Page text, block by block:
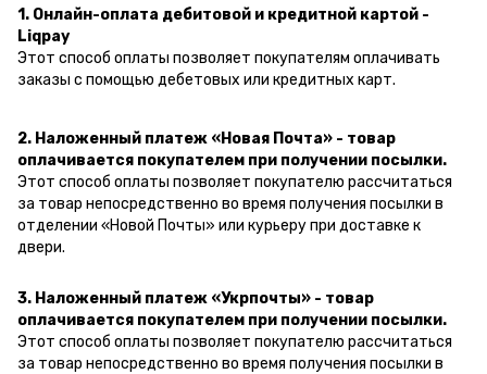
1. Онлайн-оплата дебитовой и кредитной картой -
Liqpay
Этот способ оплаты позволяет покупателям оплачивать
заказы с помощью дебетовых или кредитных карт.
2. Наложенный платеж «Новая Почта» - товар
оплачивается покупателем при получении посылки.
Этот способ оплаты позволяет покупателю рассчитаться
за товар непосредственно во время получения посылки в
отделении «Новой Почты» или курьеру при доставке к
двери.
3. Наложенный платеж «Укрпочты» - товар
оплачивается покупателем при получении посылки.
Этот способ оплаты позволяет покупателю рассчитаться
за товар непосредственно во время получения посылки в